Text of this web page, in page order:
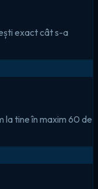
exact cât s-a
la tine în maxim 60 de